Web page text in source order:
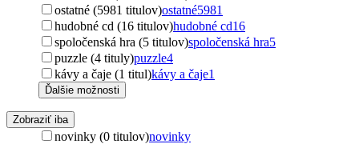
ostatné (5981 titulov)ostatné5981
hudobné cd (16 titulov)hudobné cd16
spoločenská hra (5 titulov)spoločenská hra5
puzzle (4 tituly)puzzle4
kávy a čaje (1 titul)kávy a čaje1
Ďalšie možnosti
Zobraziť iba
novinky (0 titulov)novinky